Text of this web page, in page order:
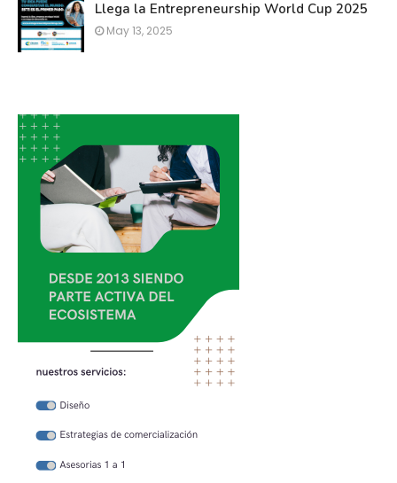
Llega la Entrepreneurship World Cup 2025
May 13, 2025